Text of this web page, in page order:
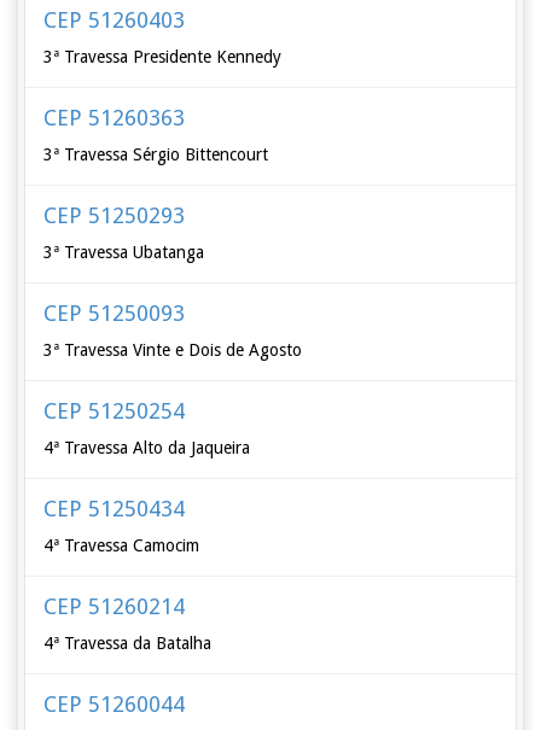
CEP 51260403
3ª Travessa Presidente Kennedy
CEP 51260363
3ª Travessa Sérgio Bittencourt
CEP 51250293
3ª Travessa Ubatanga
CEP 51250093
3ª Travessa Vinte e Dois de Agosto
CEP 51250254
4ª Travessa Alto da Jaqueira
CEP 51250434
4ª Travessa Camocim
CEP 51260214
4ª Travessa da Batalha
CEP 51260044